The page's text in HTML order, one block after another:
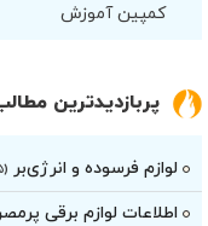
کمپین آموزش
پربازدیدترین
لوازم فرسوده و انرژی‌بر
اطلاعات لوازم برقی